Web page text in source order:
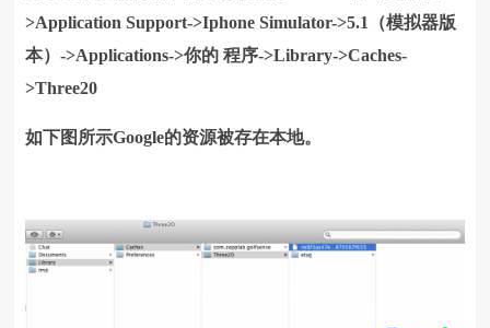
>Application Support->Iphone Simulator->5.1（模拟器版
本）->Applications->你的 程序->Library->Caches-
>Three20
如下图所示Google的资源被存在本地。